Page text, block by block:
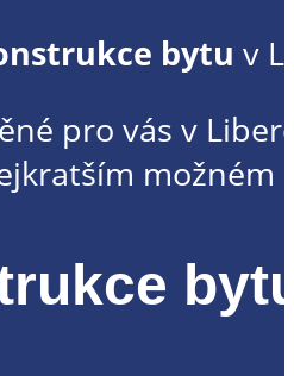
bytu v
pro vás v
možném